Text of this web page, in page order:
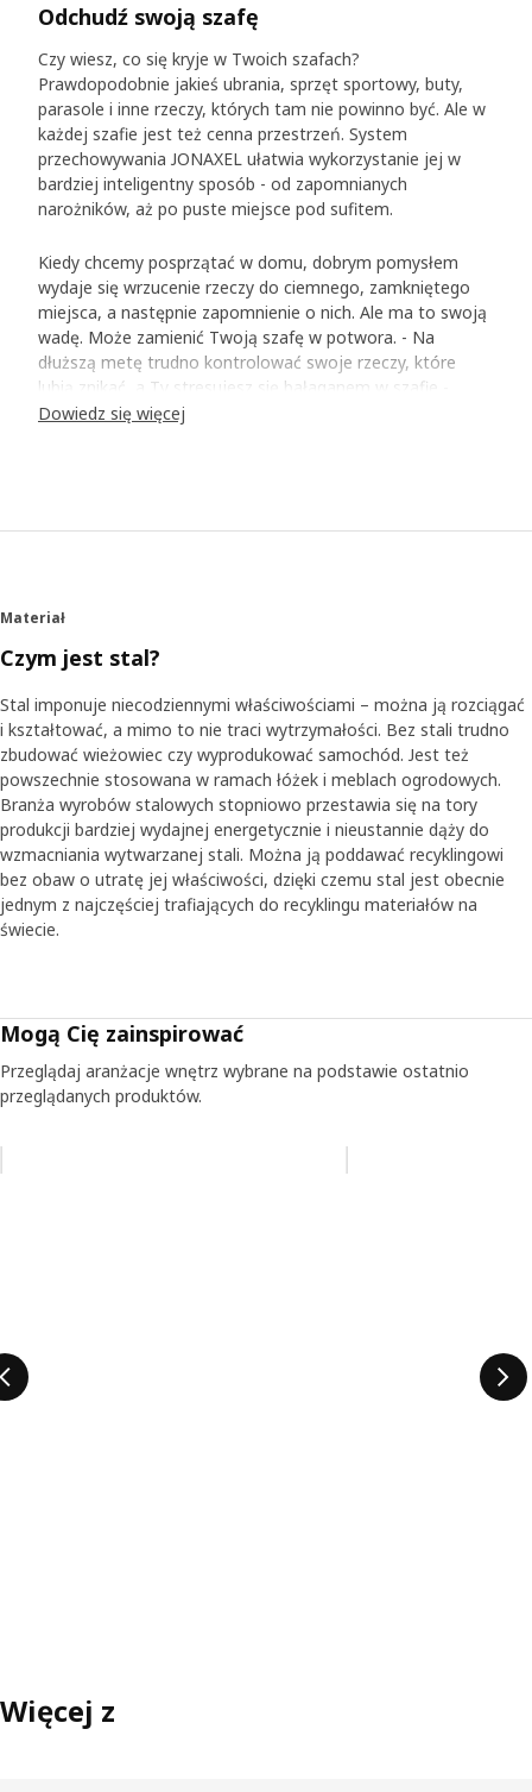
Odchudź swoją szafę
Czy wiesz, co się kryje w Twoich szafach?
Prawdopodobnie jakieś ubrania, sprzęt sportowy, buty,
parasole i inne rzeczy, których tam nie powinno być. Ale w
każdej szafie jest też cenna przestrzeń. System
przechowywania JONAXEL ułatwia wykorzystanie jej w
bardziej inteligentny sposób - od zapomnianych
narożników, aż po puste miejsce pod sufitem.
Kiedy chcemy posprzątać w domu, dobrym pomysłem
wydaje się wrzucenie rzeczy do ciemnego, zamkniętego
miejsca, a następnie zapomnienie o nich. Ale ma to swoją
wadę. Może zamienić Twoją szafę w potwora. - Na
dłuższą metę trudno kontrolować swoje rzeczy, które
lubią znikać, a Ty stresujesz się bałaganem w szafie -
mówi Paul Hughes, który brał udział przy tworzeniu serii
Aby dowiedzieć się, jak najlepiej pomóc ludziom rozwiążać
Musieliśmy zmierzyć się z twardą rzeczywistością, która
nie zawsze była ładna - uśmiecha się Paul. - Wiele osób ma
szafy tylko z półką i drążkiem. To proste, ale niezbyt
funkcjonalne rozwiązanie. Ludzie upychają rzeczy na półce
i wieszają ile się da na drążku, a reszta ląduje na podłodze.
Oszczędność czasu i miejsca
Często zdarza się, że inne obszary życia stoją na drodze
do codzienności bez bałaganu, albo nie mamy energii,
czasu czy chęci, aby to naprawić. - Dlatego musieliśmy
wymyślić proste rozwiązanie, które można łatwo
zmontować - mówi Paul. Najmniejszy moduł JONAXEL
kontrolę nad dostępną przestrzenią i przywrócić porządek.
Dowiedz się więcej
Materiał
Czym jest stal?
Stal imponuje niecodziennymi właściwościami – można ją rozciągać
i kształtować, a mimo to nie traci wytrzymałości. Bez stali trudno
zbudować wieżowiec czy wyprodukować samochód. Jest też
powszechnie stosowana w ramach łóżek i meblach ogrodowych.
Branża wyrobów stalowych stopniowo przestawia się na tory
produkcji bardziej wydajnej energetycznie i nieustannie dąży do
wzmacniania wytwarzanej stali. Można ją poddawać recyklingowi
bez obaw o utratę jej właściwości, dzięki czemu stal jest obecnie
jednym z najczęściej trafiających do recyklingu materiałów na
świecie.
Mogą Cię zainspirować
Przeglądaj aranżacje wnętrz wybrane na podstawie ostatnio
przeglądanych produktów.
Więcej z